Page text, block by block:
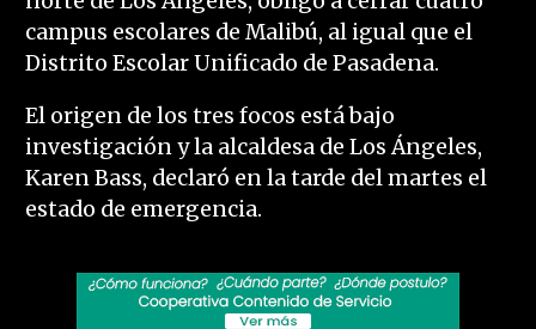
campus escolares de Malibú, al igual que el
Distrito Escolar Unificado de Pasadena.
El origen de los tres focos está bajo
investigación y la alcaldesa de Los Ángeles,
Karen Bass, declaró en la tarde del martes el
estado de emergencia.